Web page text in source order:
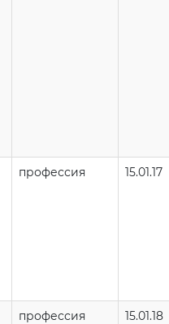
профессия 15.01.17
профессия 15.01.18